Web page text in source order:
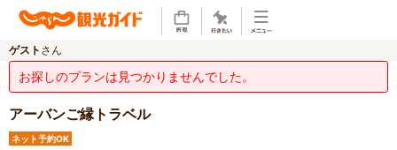
ゲスト さん
お探しのプランは見つかりませんでした。
アーバンご縁トラベル
ネット予約OK